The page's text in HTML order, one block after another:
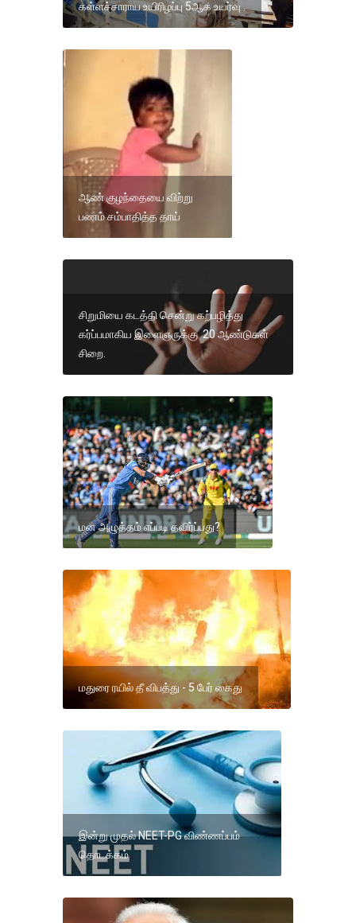
கள்ளச்சாராய உயிரிழப்பு 5ஆக உயர்வு .
ஆண் குழந்தையை விற்று
பணம் சம்பாதித்த தாய்
சிறுமியை கடத்தி சென்று கற்பழித்து
கர்ப்பமாகிய இளைஞருக்கு 20 ஆண்டுகள்
சிறை.
மன அழுத்தம் எப்படி தவிர்ப்பது?
மதுரை ரயில் தீ விபத்து - 5 பேர் கைது
இன்று முதல் NEET-PG விண்ணப்பம்
தொடக்கம்